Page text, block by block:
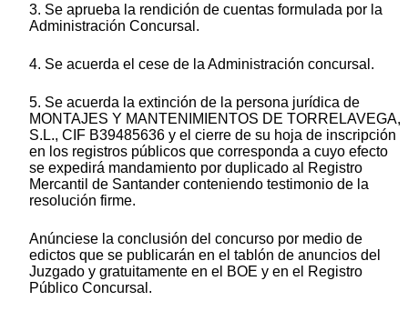
3. Se aprueba la rendición de cuentas formulada por la
Administración Concursal.
4. Se acuerda el cese de la Administración concursal.
5. Se acuerda la extinción de la persona jurídica de
MONTAJES Y MANTENIMIENTOS DE TORRELAVEGA,
S.L., CIF B39485636 y el cierre de su hoja de inscripción
en los registros públicos que corresponda a cuyo efecto
se expedirá mandamiento por duplicado al Registro
Mercantil de Santander conteniendo testimonio de la
resolución firme.
Anúnciese la conclusión del concurso por medio de
edictos que se publicarán en el tablón de anuncios del
Juzgado y gratuitamente en el BOE y en el Registro
Público Concursal.